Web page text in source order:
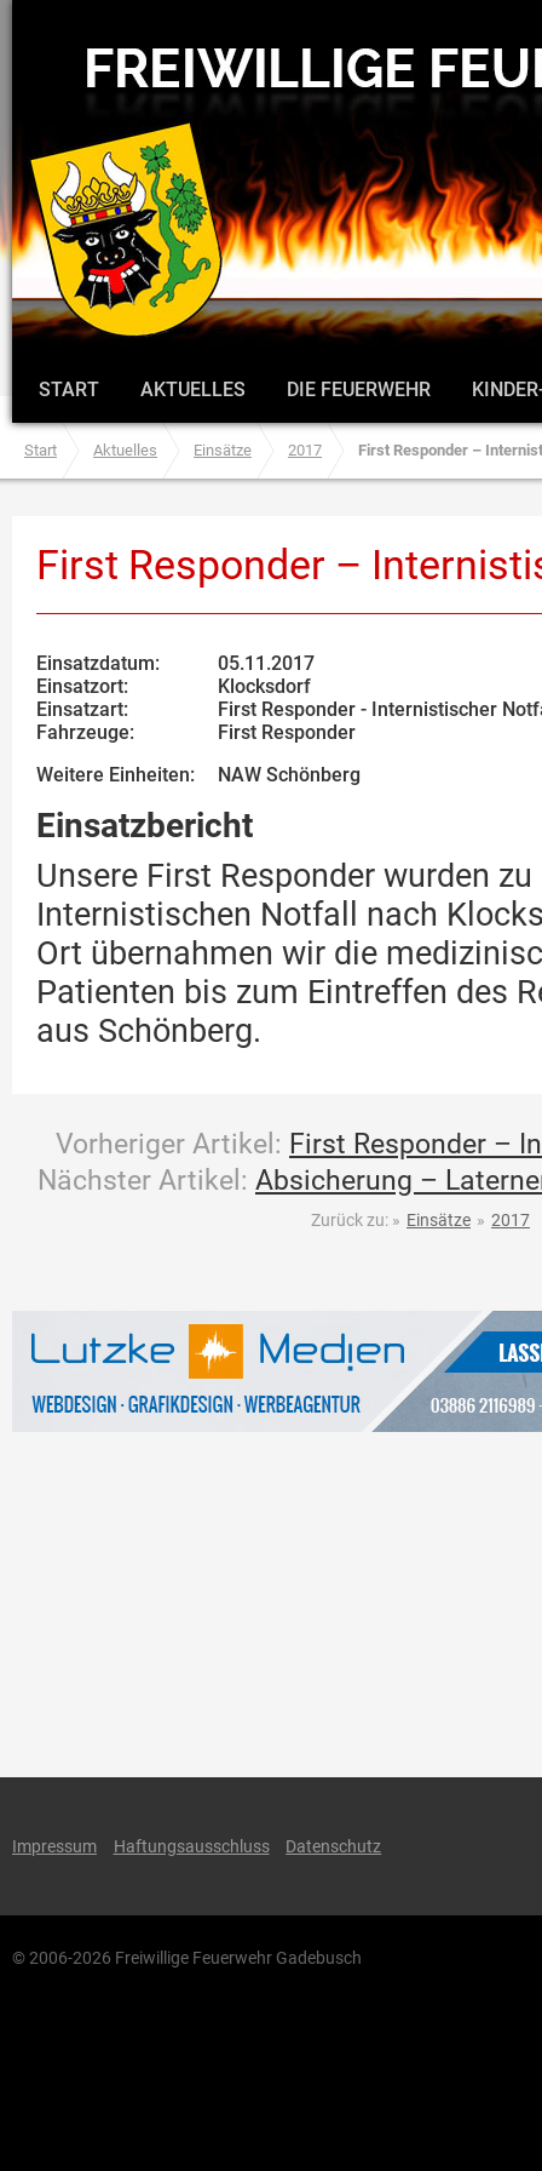
START AKTUELLES DIE FEUERWEHR
Start Aktuelles Einsätze 2017 First Responder –
First Responder –
Einsatzdatum:
05.11.2017
Einsatzort:
Klocksdorf
Einsatzart:
First Responder - Internistischer
Fahrzeuge:
First Responder
Weitere Einheiten:
NAW Schönberg
Einsatzbericht
Unsere First Responder wurden
Internistischen Notfall nach
Ort übernahmen wir die
Patienten bis zum Eintreffen des
aus Schönberg.
Vorheriger Artikel: First Responder –
Nächster Artikel: Absicherung –
Zurück zu: » Einsätze » 2017
Impressum Haftungsausschluss Datenschutz
© 2006-2026 Freiwillige Feuerwehr Gadebusch